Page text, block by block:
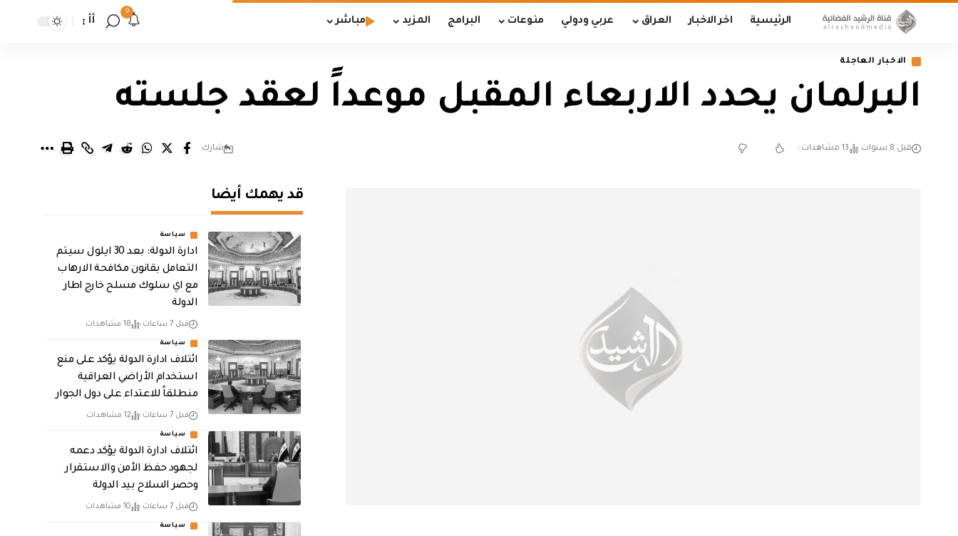
الرئيسية اخر الاخبار العراق عربي ودولي منوعات البرامج المزيد مباشر
9
أأ
الاخبار العاجلة
البرلمان يحدد الاربعاء المقبل موعداً لعقد جلسته
قبل 8 سنوات 13 مشاهدات شارك
قد يهمك أيضا
سياسة
ادارة الدولة: بعد 30 ايلول سيتم
التعامل بقانون مكافحة الارهاب
مع اي سلوك مسلح خارج اطار
الدولة
قبل 7 ساعات 18 مشاهدات
سياسة
ائتلاف ادارة الدولة يؤكد على منع
استخدام الأراضي العراقية
منطلقاً للاعتداء على دول الجوار
قبل 7 ساعات 12 مشاهدات
سياسة
ائتلاف ادارة الدولة يؤكد دعمه
لجهود حفظ الأمن والاستقرار
وحصر السلاح بيد الدولة
قبل 7 ساعات 10 مشاهدات
سياسة